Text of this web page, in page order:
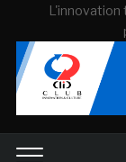
L'innovation